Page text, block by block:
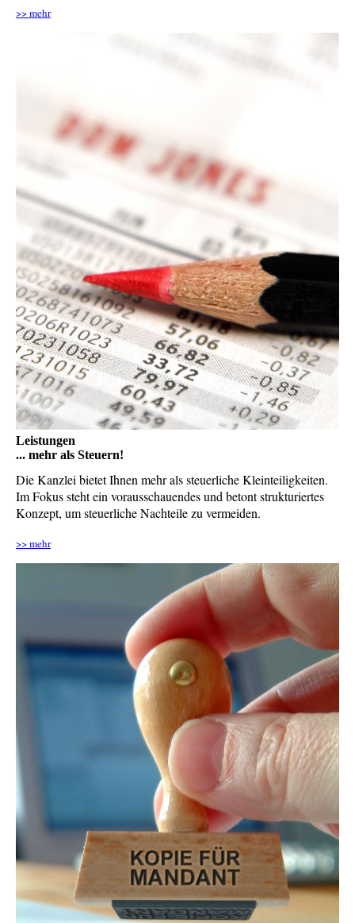
>> mehr
Leistungen
... mehr als Steuern!
Die Kanzlei bietet Ihnen mehr als steuerliche Kleinteiligkeiten.
Im Fokus steht ein vorausschauendes und betont strukturiertes
Konzept, um steuerliche Nachteile zu vermeiden.
>> mehr